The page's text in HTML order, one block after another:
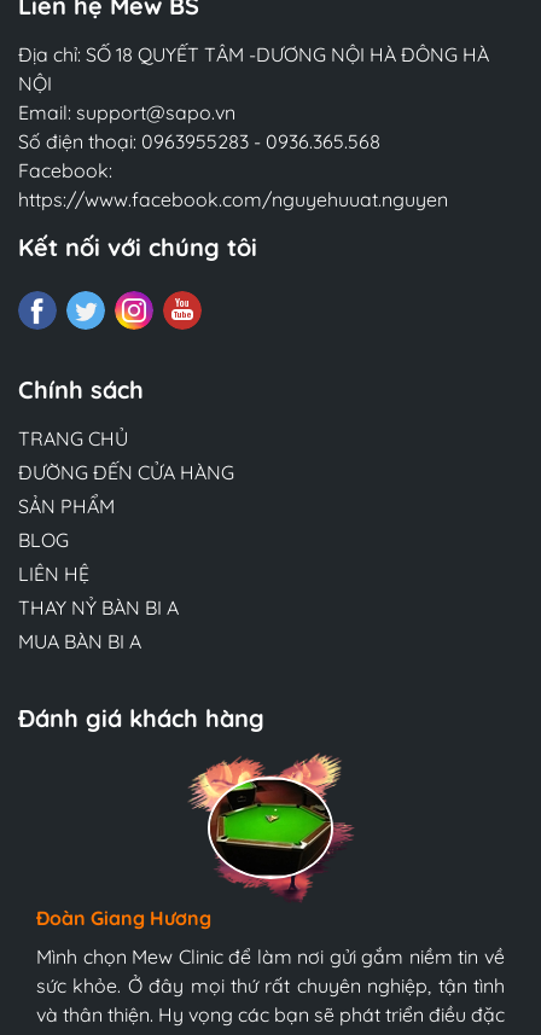
Địa chỉ: SỐ 18 QUYẾT TÂM -DƯƠNG NỘI HÀ ĐÔNG HÀ
NỘI
Email: support@sapo.vn
Số điện thoại: 0963955283 - 0936.365.568
Facebook:
https://www.facebook.com/nguyehuuat.nguyen
Kết nối với chúng tôi
Chính sách
TRANG CHỦ
ĐƯỜNG ĐẾN CỬA HÀNG
SẢN PHẨM
BLOG
LIÊN HỆ
THAY NỶ BÀN BI A
MUA BÀN BI A
Đánh giá khách hàng
Đội ngũ bác sĩ tại Mew Clinic rất chuyên nghiệp và
tận tình. Chúc Mew Clinic phát triển mạnh mẽ hơn
nữa và sớm trở thành trung tâm y tế tốt nhất Việt
Nam, tôi tin chắc điều đó.
Đoàn Giang Hương
Mình chọn Mew Clinic để làm nơi gửi gắm niềm tin về
sức khỏe. Ở đây mọi thứ rất chuyên nghiệp, tận tình
và thân thiện. Hy vọng các bạn sẽ phát triển điều đặc
Ngọc Anh
Mình chọn Mew Clinic để làm nơi gửi gắm niềm tin về
sức khỏe. Ở đây mọi thứ rất chuyên nghiệp, tận tình
và thân thiện. Hy vọng các bạn sẽ phát triển điều đặc
bàn bi-a tonardo s5 9017
bàn bi-a tonardo s5 9017năm 2021